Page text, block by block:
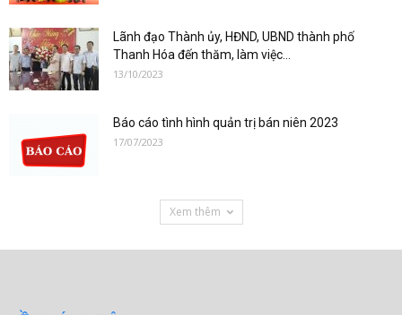
Lãnh đạo Thành ủy, HĐND, UBND thành phố
Thanh Hóa đến thăm, làm việc...
13/10/2023
Báo cáo tình hình quản trị bán niên 2023
17/07/2023
Xem thêm